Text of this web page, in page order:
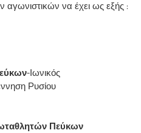
να έχει ως εξής :
-Ιωνικός
Ρυσίου
Πεύκων